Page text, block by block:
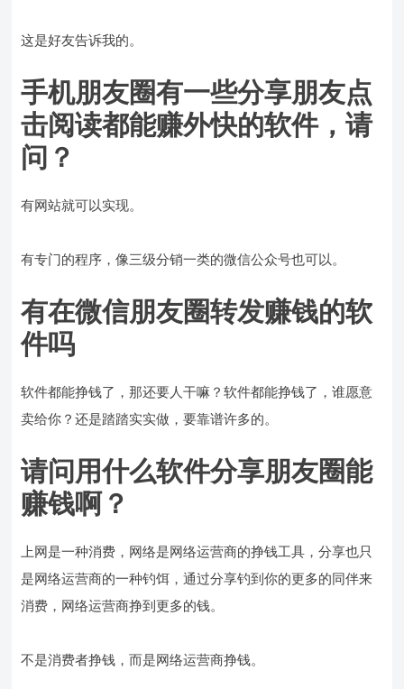
这是好友告诉我的。
手机朋友圈有一些分享朋友点
击阅读都能赚外快的软件，请
问？
有网站就可以实现。
有专门的程序，像三级分销一类的微信公众号也可以。
有在微信朋友圈转发赚钱的软
件吗
软件都能挣钱了，那还要人干嘛？软件都能挣钱了，谁愿意
卖给你？还是踏踏实实做，要靠谱许多的。
请问用什么软件分享朋友圈能
赚钱啊？
上网是一种消费，网络是网络运营商的挣钱工具，分享也只
是网络运营商的一种钓饵，通过分享钓到你的更多的同伴来
消费，网络运营商挣到更多的钱。
不是消费者挣钱，而是网络运营商挣钱。